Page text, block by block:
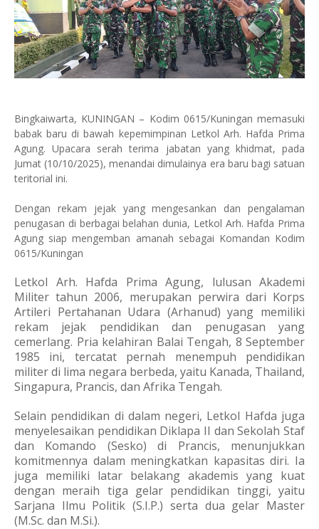
Bingkaiwarta, KUNINGAN – Kodim 0615/Kuningan memasuki
babak baru di bawah kepemimpinan Letkol Arh. Hafda Prima
Agung. Upacara serah terima jabatan yang khidmat, pada
Jumat (10/10/2025), menandai dimulainya era baru bagi satuan
teritorial ini.
Dengan rekam jejak yang mengesankan dan pengalaman
penugasan di berbagai belahan dunia, Letkol Arh. Hafda Prima
Agung siap mengemban amanah sebagai Komandan Kodim
0615/Kuningan
Letkol Arh. Hafda Prima Agung, lulusan Akademi
Militer tahun 2006, merupakan perwira dari Korps
Artileri Pertahanan Udara (Arhanud) yang memiliki
rekam jejak pendidikan dan penugasan yang
cemerlang. Pria kelahiran Balai Tengah, 8 September
1985 ini, tercatat pernah menempuh pendidikan
militer di lima negara berbeda, yaitu Kanada, Thailand,
Singapura, Prancis, dan Afrika Tengah.
Selain pendidikan di dalam negeri, Letkol Hafda juga
menyelesaikan pendidikan Diklapa II dan Sekolah Staf
dan Komando (Sesko) di Prancis, menunjukkan
komitmennya dalam meningkatkan kapasitas diri. Ia
juga memiliki latar belakang akademis yang kuat
dengan meraih tiga gelar pendidikan tinggi, yaitu
Sarjana Ilmu Politik (S.I.P.) serta dua gelar Master
(M.Sc. dan M.Si.).